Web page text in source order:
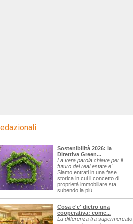
Sostenibilità 2026: la
Direttiva Green...
La vera parola chiave per il
futuro del real estate e'...
Siamo entrati in una fase
storica in cui il concetto di
proprietà immobiliare sta
subendo la più...
Cosa c'e' dietro una
cooperativa: come...
La differenza tra supermercato